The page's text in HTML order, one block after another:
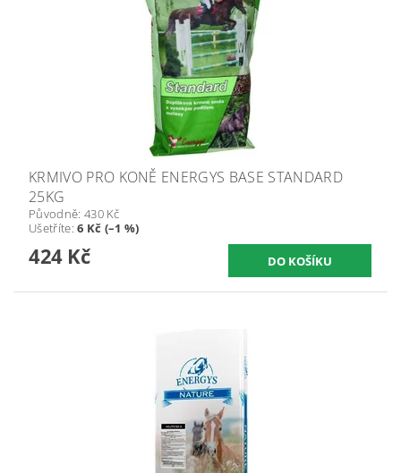
KRMIVO PRO KONĚ ENERGYS BASE STANDARD
25KG
Původně: 430 Kč
Ušetříte:6 Kč (–1 %)
424 Kč